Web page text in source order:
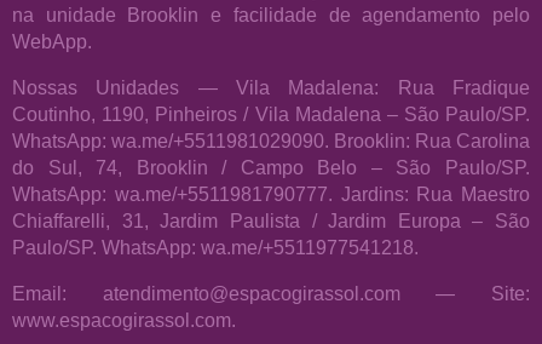
na unidade Brooklin e facilidade de agendamento pelo
WebApp.
Nossas Unidades — Vila Madalena: Rua Fradique
Coutinho, 1190, Pinheiros / Vila Madalena – São Paulo/SP.
WhatsApp: wa.me/+5511981029090. Brooklin: Rua Carolina
do Sul, 74, Brooklin / Campo Belo – São Paulo/SP.
WhatsApp: wa.me/+5511981790777. Jardins: Rua Maestro
Chiaffarelli, 31, Jardim Paulista / Jardim Europa – São
Paulo/SP. WhatsApp: wa.me/+5511977541218.
Email: atendimento@espacogirassol.com — Site:
www.espacogirassol.com.